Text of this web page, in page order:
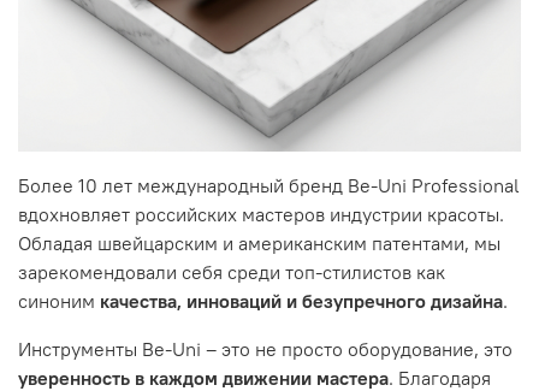
Более 10 лет международный бренд Be-Uni Professional
вдохновляет российских мастеров индустрии красоты.
Обладая швейцарским и американским патентами, мы
зарекомендовали себя среди топ-стилистов как
синоним качества, инноваций и безупречного дизайна.
Инструменты Be-Uni – это не просто оборудование, это
уверенность в каждом движении мастера. Благодаря